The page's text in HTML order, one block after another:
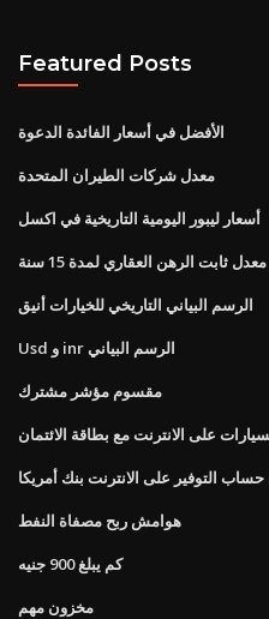
Featured Posts
الأفضل في أسعار الفائدة الدعوة
معدل شركات الطيران المتحدة
أسعار ليبور اليومية التاريخية في اكسل
معدل ثابت الرهن العقاري لمدة 15 سنة
الرسم البياني التاريخي للخيارات أنيق
Usd و inr الرسم البياني
مقسوم مؤشر مشترك
على الانترنت مع بطاقة الائتمان
التوفير على الانترنت بنك أمريكا
هوامش ربح مصفاة النفط
كم يبلغ 900 جنيه
مخزون مهم